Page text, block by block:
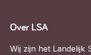
Over LSA
Wij zijn het Landelijk